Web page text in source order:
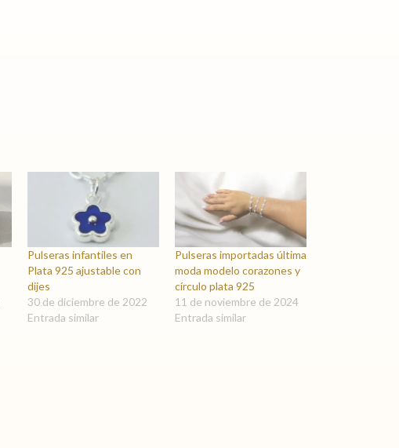
Pulseras infantiles en
Plata 925 ajustable con
dijes
30 de diciembre de 2022
Entrada similar
Pulseras importadas última
moda modelo corazones y
círculo plata 925
11 de noviembre de 2024
Entrada similar